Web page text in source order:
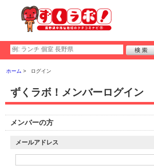
ホーム ログイン
ずくラボ！メンバーログイン
メンバーの方
メールアドレス